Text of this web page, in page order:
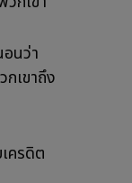
นว่า
เขาถึง
ครดิต